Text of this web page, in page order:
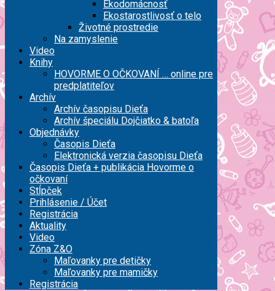
Ekodomácnosť
Ekostarostlivosť o telo
Životné prostredie
Na zamyslenie
Video
Knihy
HOVORME O OČKOVANÍ … online pre
predplatiteľov
Archív
Archív časopisu Dieťa
Archív špeciálu Dojčiatko & batoľa
Objednávky
Časopis Dieťa
Elektronická verzia časopisu Dieťa
Časopis Dieťa + publikácia Hovorme o
očkovaní
Stĺpček
Prihlásenie / Účet
Registrácia
Aktuality
Video
Zóna Z&O
Maľovanky pre detičky
Maľovanky pre mamičky
Registrácia